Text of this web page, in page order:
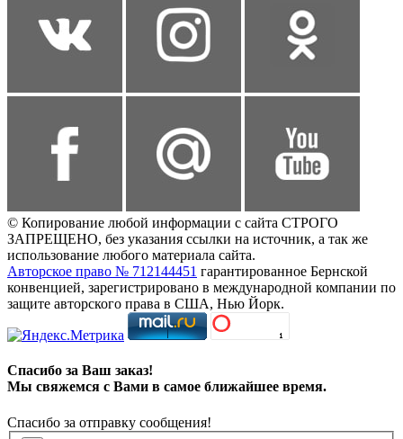
© Копирование любой информации с сайта СТРОГО
ЗАПРЕЩЕНО, без указания ссылки на источник, а так же
использование любого материала сайта.
Авторское право № 712144451 гарантированное Бернской
конвенцией, зарегистрировано в международной компании по
защите авторского права в США, Нью Йорк.
Спасибо за Ваш заказ!
Мы свяжемся с Вами в самое ближайшее время.
Спасибо за отправку сообщения!